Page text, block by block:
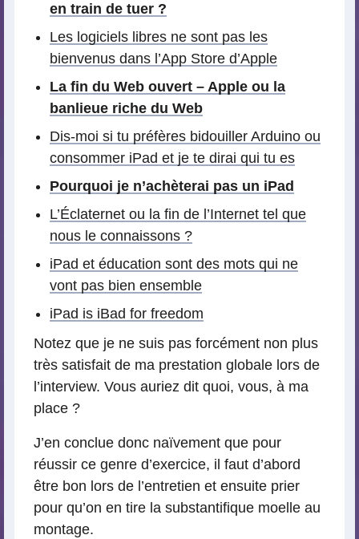
en train de tuer ?
Les logiciels libres ne sont pas les
bienvenus dans l’App Store d’Apple
La fin du Web ouvert – Apple ou la
banlieue riche du Web
Dis-moi si tu préfères bidouiller Arduino ou
consommer iPad et je te dirai qui tu es
Pourquoi je n’achèterai pas un iPad
L’Éclaternet ou la fin de l’Internet tel que
nous le connaissons ?
iPad et éducation sont des mots qui ne
vont pas bien ensemble
iPad is iBad for freedom
Notez que je ne suis pas forcément non plus
très satisfait de ma prestation globale lors de
l’interview. Vous auriez dit quoi, vous, à ma
place ?
J’en conclue donc naïvement que pour
réussir ce genre d’exercice, il faut d’abord
être bon lors de l’entretien et ensuite prier
pour qu’on en tire la substantifique moelle au
montage.